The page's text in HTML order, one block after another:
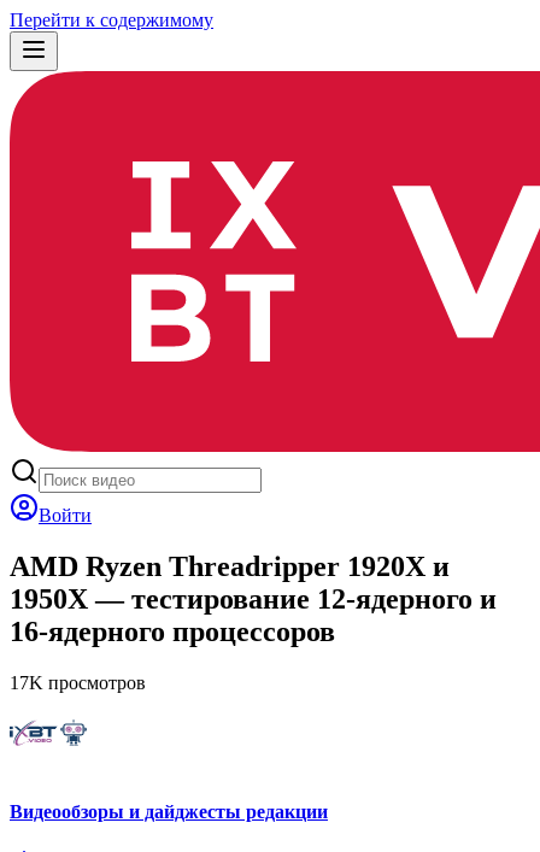
Перейти к содержимому
Войти
AMD Ryzen Threadripper 1920Х и
1950X — тестирование 12-ядерного и
16-ядерного процессоров
17K просмотров
Видеообзоры и дайджесты редакции